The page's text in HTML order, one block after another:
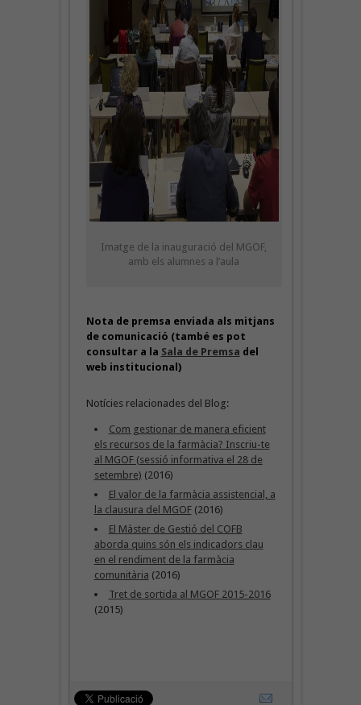
Imatge de la inauguració del MGOF,
amb els alumnes a l’aula
Nota de premsa enviada als mitjans
de comunicació (també es pot
consultar a la Sala de Premsa del
web institucional)
Notícies relacionades del Blog:
Com gestionar de manera eficient
els recursos de la farmàcia? Inscriu-te
al MGOF (sessió informativa el 28 de
setembre) (2016)
El valor de la farmàcia assistencial, a
la clausura del MGOF(2016)
El Màster de Gestió del COFB
aborda quins són els indicadors clau
en el rendiment de la farmàcia
comunitària (2016)
Tret de sortida al MGOF 2015-2016
(2015)